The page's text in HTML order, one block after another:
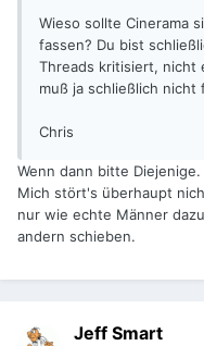
Wieso sollte Cinerama
fassen? Du bist
Threads kritisiert, nicht
muß ja schließlich
Chris
Wenn dann bitte
Mich stört's überhaupt
nur wie echte Männer
andern schieben.
Jeff Smart